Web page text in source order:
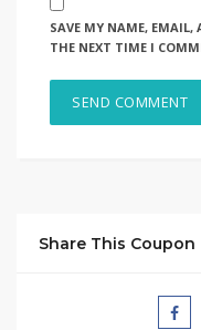
SAVE MY NAME, EMAIL,
THE NEXT TIME I
Share This Coupon